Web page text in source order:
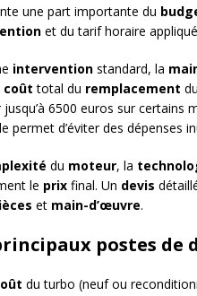
une part importante du
et du tarif horaire
intervention standard, la
coût total du remplacement
jusqu’à 6500 euros sur certains
permet d’éviter des dépenses
du moteur, la
le prix final. Un devis
et main-d’œuvre.
postes de
du turbo (neuf ou